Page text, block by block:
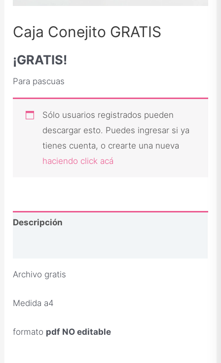
Caja Conejito GRATIS
¡GRATIS!
Para pascuas
Sólo usuarios registrados pueden
descargar esto. Puedes ingresar si ya
tienes cuenta, o crearte una nueva
haciendo click acá
Descripción
Archivo gratis
Medida a4
formato pdf NO editable